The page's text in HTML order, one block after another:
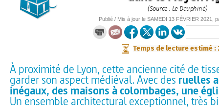
(Source : Le Dauphiné)
Publié / Mis à jour le SAMEDI 13 FÉVRIER 2021 ,
Temps de lecture estimé :
À proximité de Lyon, cette ancienne cité de
garder son aspect médiéval. Avec des ruelles
inégaux, des maisons à colombages, une
Un ensemble architectural exceptionnel, très